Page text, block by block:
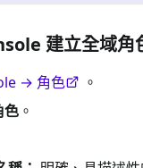
建立全域角
→ 角色
。
色 。